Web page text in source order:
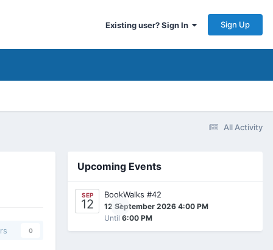
Existing user? Sign In Sign Up
All Activity
0
Upcoming Events
SEP
12 0
BookWalks #42
12 September 2026 4:00 PM
Until 6:00 PM